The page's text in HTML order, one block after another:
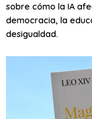
sobre cómo la IA
democracia, la
desigualdad.